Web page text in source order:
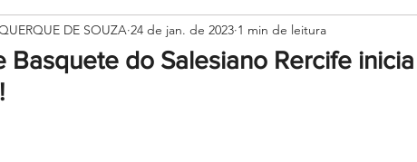
Médio Pastoral Esportes Turno Integral
Basquete do Salesiano Rercife
DE SOUZA 24 de jan. de 2023 1 min de leitura